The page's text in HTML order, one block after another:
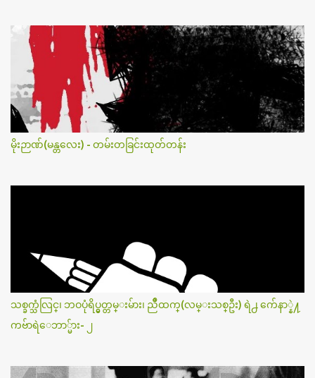
မိုးဉာဏ်(မန္တလေး) - တမ်းတခြင်းထုတ်တန်း
သစ္ခက္သံလြင္၊ ဘဝပုံရိပ္မွတ္တမ္းမ်ား၊ ညိဳထက္(လမ္းသစ္ဦး) ရဲ႕ က်ေနာ္နဲ႔
ကဗ်ာရဲေဘာ္မ်ား- ၂